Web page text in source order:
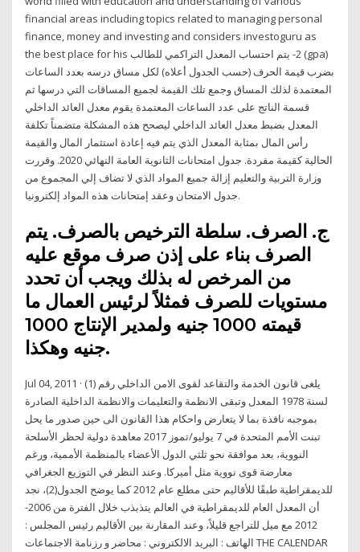
financial areas including topics related to managing personal
finance, money and investing and considers investoguru as
the best place for his ‏2-‏ يتم احتساب المعدل التراكمي للطالب (‏gpa‏)
بضرب قيمة الحرف (حسب الجدول أعلاه) ‏لكل مساق درسه بعدد الساعات
المعتمدة لذلك المساق وجمع تلك القيمة لجميع المساقات التي ‏درسها ثم
قسمة الناتج على عدد الساعات المعتمدة يقوم معدل العائد الداخلي
المعدل بضبط معدل العائد الداخلي ليصحح هذه المشكلة متضمناً تكلفة
رأس المال بمثابة المعدل الذي يتم فيه إعادة استثمار المال والقيمة
الحالية كقيمة مفردة. جدول امتحانات الثانوية العامة النهائي 2020. وقررت
وزارة التربية والتعليم إزالة جميع المواد الذي لا تضاف إلي المجموع من
جدول الامتحان وعقد إمتحانات هذه المواد إلكترونيا.
ج. الصرف. سلطة الترخيص بالصرف. يتم
الصرف بناء على إذن صرف موقع عليه
من المرخص له بذلك ويجب أن تحدد
مستويات للصرف فمثلاً لرئيس العمال ما
قيمته 1000 جنيه ولمدير الإنتاج 1000
جنيه وهكذا.
Jul 04, 2011 · يلغى قانون الخدمة والتقاعد لقوى الامن الداخلي رقم (1)
لسنة 1978 المعدل وتبقى الانظمة والتعليمات والانظمة الداخلية الصادرة
بموجبه نافذة بما لا يتعارض واحكام هذا القانون الى حين صدور ما يحل
تبنت الأمم المتحدة في 7 يوليو/تموز 2017 معاهدة دولية لحظر الأسلحة
النووية، بعد موافقة نحو ثلثي الدول الأعضاء بالمنظمة الأممية، ورغم
معارضة قوى نووية مثل أميركا. وعند النظر في التوزيع الجغرافي
للديمقراطية طبقًا للأقاليم حتى مطلع عام 2012 كما يوضح الجدول(2)، نجد
أن المعدل العام للديمقراطية في العالم يتذبذب خلال الفترة من 2006-
2012 مع ميل للتراجع قليلاً، وعند المقارنة بين الأقاليم رئيس المجلس :
الهاتف : البريد الالكتروني : محاضر و رزنامة الاجتماعات THE CALENDAR